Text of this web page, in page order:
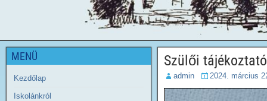
Szülői tájékoztató
admin 2024. március
MENÜ
Kezdőlap
Iskolánkról